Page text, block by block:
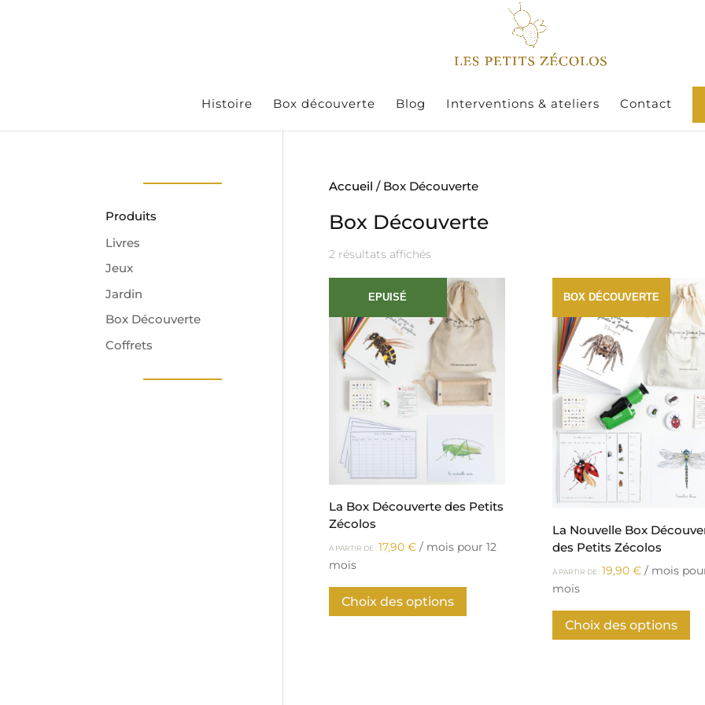
Histoire Box découverte Blog Interventions & ateliers Contact
Accueil / Box Découverte
Box Découverte
2 résultats affichésTrié
prix
croissant
EPUISÉ
La Box Découverte des Petits
Zécolos
À PARTIR DE :17,90 € / mois pour 12
mois
Choix des options
Ce
BOX DÉCOUVERTE
La Nouvelle Box
des Petits Zécolos
À PARTIR DE :19,90 € / mois
mois
Choix des options
Ce
Produits
Livres
Jeux
Jardin
Box Découverte
Coffrets